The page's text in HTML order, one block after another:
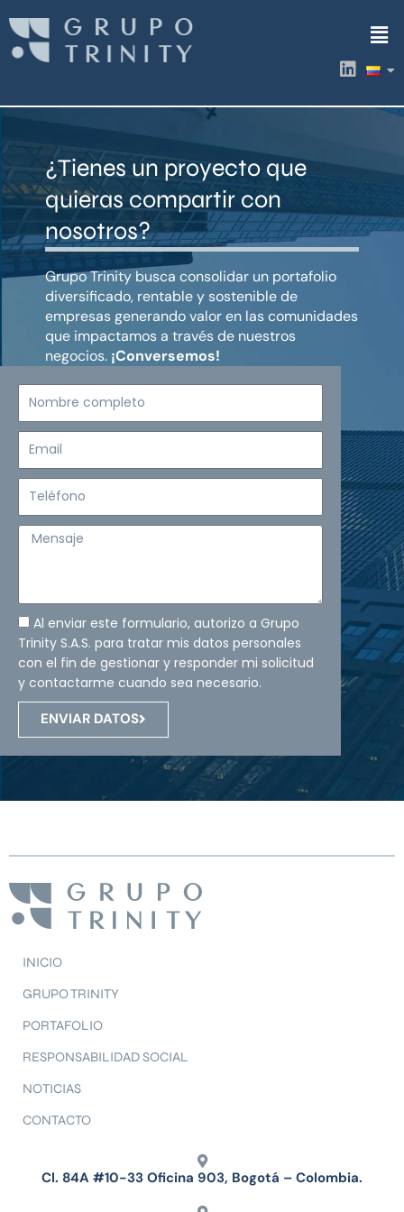
contenido
L
i
k
i
¿Tienes un proyecto que
quieras compartir con
nosotros?
Grupo Trinity busca consolidar un portafolio
diversificado, rentable y sostenible de
empresas generando valor en las comunidades
que impactamos a través de nuestros
negocios. ¡Conversemos!
Mensaje
Al enviar este formulario, autorizo a Grupo
Trinity S.A.S. para tratar mis datos personales
con el fin de gestionar y responder mi solicitud
y contactarme cuando sea necesario.
ENVIAR DATOS
INICIO
GRUPO TRINITY
PORTAFOLIO
RESPONSABILIDAD SOCIAL
NOTICIAS
CONTACTO
Cl. 84A #10-33 Oficina 903, Bogotá – Colombia.